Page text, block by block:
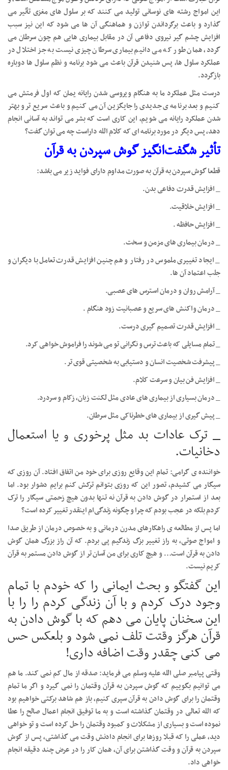
این امواج رشته های نوسانی تولید می کنند که بر سلول های مغزی تأثیر می
گذارد و باعث برگرداندن توازن و هماهنگی آن ها می شود که این نیز سبب
افزایش چشم گیر نیروی دفاعی آن در مقابل بیماری هایی هم چون سرطان می
گردد، همان طور که می دانیم بیماری سرطان چیزی نیست به جز اختلال در
عملکرد سلول ها، پس شنیدن قرآن باعث می شود برنامه و نظم سلول ها دوباره
بازگردد.
درست مثل عملکرد ما به هنگام ویروسی شدن رایانه یمان که اول فرمتش می
کنیم و بعد برنامه ی جدیدی را جایگزین آن می کنیم و باعث سریع تر و بهتر
شدن عملکرد رایانه می شویم، این کاری است که بشر می تواند به آسانی انجام
دهد، پس دیگر در مورد برنامه ای که کلام الله داراست چه می توان گفت؟
تأثیر شگفت‌انگیز گوش سپردن به قرآن
قطعا گوش سپردن به قرآن به صورت مداوم دارای فواید زیر می باشد:
_ افزایش قدرت دفاعی بدن.
_ افزایش خلاقیت.
_ افزایش حافظه .
_ درمان بیماری های مزمن و سخت.
_ ایجاد تغییری ملموس در رفتار و هم چنین افزایش قدرت تعامل با دیگران و
جلب اعتماد آن ها.
_ آرامش روان و درمان استرس های عصبی.
_ درمان واکنش های سریع و عصبانیت زود هنگام .
_ افزایش قدرت تصمیم گیری درست.
_ تمام مسایلی که باعث ترس و نگرانی تو می شوند را فراموش خواهی کرد.
_ پیشرفت شخصیت انسان و دستیابی به شخصیتی قوی تر.
_ افزایش فن بیان و سرعت کلام.
_ درمان بسیاری از بیماری های عادی مثل لکنت زبان، زکام و سردرد.
_ پیش گیری از بیماری های خطرناکی مثل سرطان.
_ ترک عادات بد مثل پرخوری و یا استعمال
دخانیات.
خواننده ی گرامی: تمام این وقایع روزی برای خود من اتفاق افتاد. آن روزی که
سیگار می کشیدم، تصور این که روزی بتوانم ترکش کنم برایم دشوار بود. اما
بعد از استمرار در گوش دادن به قرآن نه تنها بدون هیچ زحمتی سیگار را ترک
کردم بلکه در عجب بودم که چرا و چگونه زندگی‌ام اینقدر تغییر کرده است؟
اما پس از مطالعه ی راهکارهای مدرن درمانی و به خصوص درمان از طریق صدا
و امواج صوتی، به راز تغییر بزگ زندگیم پی بردم. که آن راز بزرگ همان گوش
دادن به قرآن است… و هیچ کاری برای من آسان تر از گوش دادن مستمر به قرآن
کریم نیست.
این گفتگو و بحث ایمانی را که خودم با تمام
وجود درک کردم و با آن زندگی کردم را را با
این سخنان پایان می دهم که با گوش دادن به
قرآن هرگز وقتت تلف نمی شود و بلعکس حس
می کنی چقدر وقت اضافه داری!
وقتی پیامبر صلی الله علیه وسلم می فرماید: صدقه از مال کم نمی کند. ما هم
می توانیم بگوییم که گوش سپردن به قرآن وقتمان را نمی گیرد و اگر ما تمام
وقتمان را برای گوش دادن به قرآن سپری کنیم، باز هم شاهد برکتی خواهیم بود
که الله تعالی در وقتمان گذاشته است و به ما توفیق انجام اعمال صالح را عطا
نموده است و بسیاری از مشکلات و کمبود وقتمان را حل کرده است و تو خواهی
دید، عملی را که قبلا روزها برای انجام دادنش وقت می گذاشتی، پس از گوش
سپردن به قرآن و وقت گذاشتن برای آن، همان کار را در عرض چند دقیقه انجام
خواهی داد.